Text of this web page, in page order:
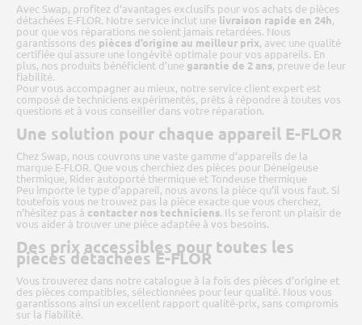
Avec Swap, profitez d’avantages exclusifs pour vos achats de pièces
détachées E-FLOR. Notre service inclut une livraison rapide en 24h,
pour que vos réparations ne soient jamais retardées. Nous
garantissons des pièces d’origine au meilleur prix, avec une qualité
certifiée qui assure une longévité optimale pour vos appareils. En
plus, nos produits bénéficient d’une garantie de 2 ans, preuve de leur
fiabilité.
Pour vous accompagner au mieux, notre service client expert est
composé de techniciens expérimentés, prêts à répondre à toutes vos
questions et à vous conseiller dans votre réparation.
Une solution pour chaque appareil E-FLOR
Chez Swap, nous couvrons une vaste gamme d’appareils de la
marque E-FLOR. Que vous cherchiez des pièces pour Déneigeuse
thermique, Rider autoporté thermique et Tondeuse thermique
Peu importe le type d’appareil, nous avons la pièce qu’il vous faut. Si
toutefois vous ne trouvez pas la pièce exacte que vous cherchez,
n’hésitez pas à contacter nos techniciens. Ils se feront un plaisir de
vous aider à trouver une pièce adaptée à vos besoins.
Des prix accessibles pour toutes les
pièces détachées E-FLOR
Vous trouverez dans notre catalogue à la fois des pièces d’origine et
des pièces compatibles, sélectionnées pour leur qualité. Nous vous
garantissons ainsi un excellent rapport qualité-prix, sans compromis
sur la fiabilité.